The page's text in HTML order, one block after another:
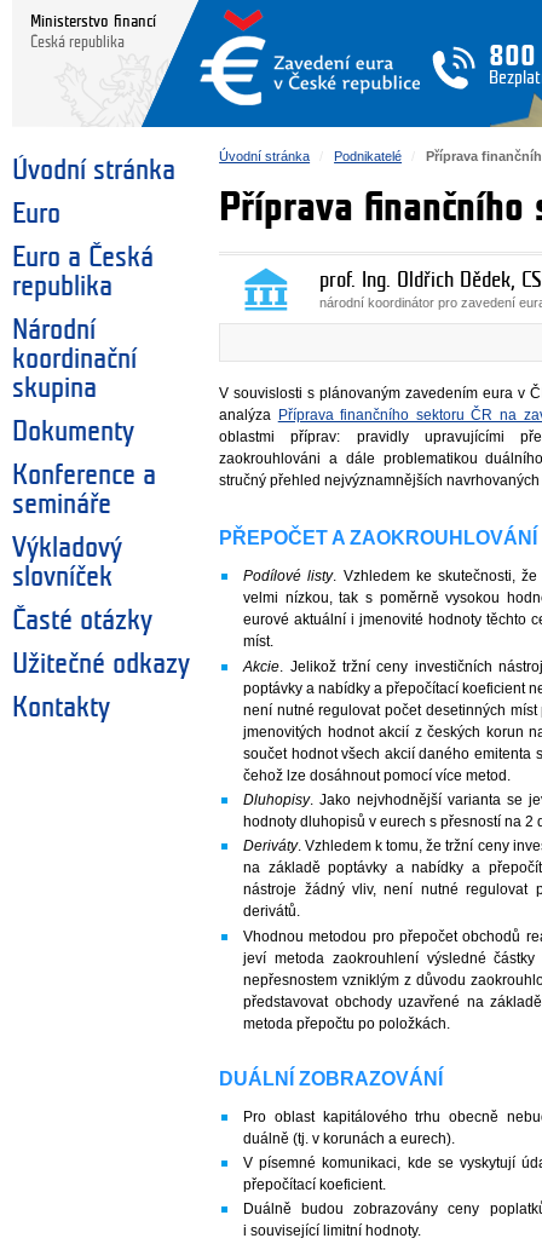
Ministerstvo financí
Česká republika
800
Úvodní stránka
Euro
Euro a Česká
republika
Národní
koordinační
skupina
Dokumenty
Konference a
semináře
Výkladový
slovníček
Časté otázky
Užitečné odkazy
Kontakty
Úvodní stránka Podnikatelé Příprava
Příprava finančního
prof. Ing. Oldřich Dědek,
národní koordinátor pro zavedení
V souvislosti s plánovaným zavedením eura v
analýza Příprava finančního sektoru ČR na
oblastmi příprav: pravidly upravujícími
zaokrouhlováni a dále problematikou
stručný přehled nejvýznamnějších
PŘEPOČET A ZAOKROUHLOVÁNÍ
Podílové listy. Vzhledem ke skutečnosti,
velmi nízkou, tak s poměrně vysokou
eurové aktuální i jmenovité hodnoty těchto
míst.
Akcie . Jelikož tržní ceny investičních
poptávky a nabídky a přepočítací koeficient
není nutné regulovat počet desetinných
jmenovitých hodnot akcií z českých korun
součet hodnot všech akcií daného emitenta
čehož lze dosáhnout pomocí více metod.
Dluhopisy. Jako nejvhodnější varianta se
hodnoty dluhopisů v eurech s přesností na 2
Deriváty. Vzhledem k tomu, že tržní ceny
na základě poptávky a nabídky a
nástroje žádný vliv, není nutné regulovat
derivátů.
Vhodnou metodou pro přepočet obchodů
jeví metoda zaokrouhlení výsledné
nepřesnostem vzniklým z důvodu
představovat obchody uzavřené na
metoda přepočtu po položkách.
DUÁLNÍ ZOBRAZOVÁNÍ
Pro oblast kapitálového trhu obecně
duálně (tj. v korunách a eurech).
V písemné komunikaci, kde se vyskytují
přepočítací koeficient.
Duálně budou zobrazovány ceny
i související limitní hodnoty.